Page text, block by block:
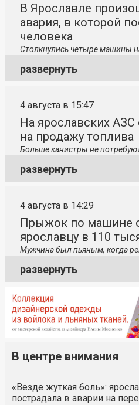
В Ярославле
авария, в которой
человека
Столкнулись четыре машины
развернуть
4 августа в 15:47
На ярославских
на продажу топлива
Больше канистры не
развернуть
4 августа в 14:29
Прыжок по машине
ярославцу в 110
Мужчина был пьяным, когда
развернуть
В центре внимания
«Везде жуткая боль»:
пострадала в аварии на